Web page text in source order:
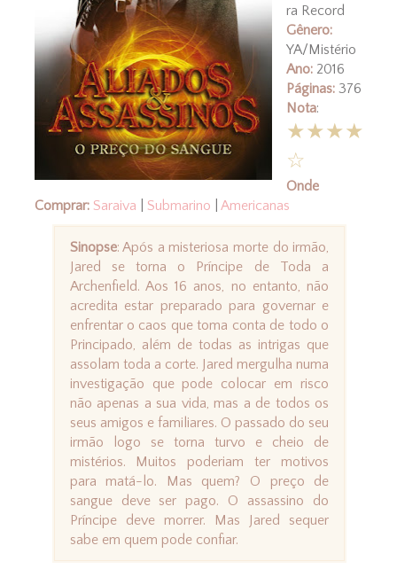
ra Record
Gênero:
YA/Mistério
Ano:2016
Páginas:376
Nota:
★★★★
☆
Onde
Comprar: Saraiva Submarino Americanas
Sinopse: Após a misteriosa morte do irmão,
Jared se torna o Príncipe de Toda a
Archenfield. Aos 16 anos, no entanto, não
acredita estar preparado para governar e
enfrentar o caos que toma conta de todo o
Principado, além de todas as intrigas que
assolam toda a corte. Jared mergulha numa
investigação que pode colocar em risco
não apenas a sua vida, mas a de todos os
seus amigos e familiares. O passado do seu
irmão logo se torna turvo e cheio de
mistérios. Muitos poderiam ter motivos
para matá-lo. Mas quem? O preço de
sangue deve ser pago. O assassino do
Príncipe deve morrer. Mas Jared sequer
sabe em quem pode confiar.